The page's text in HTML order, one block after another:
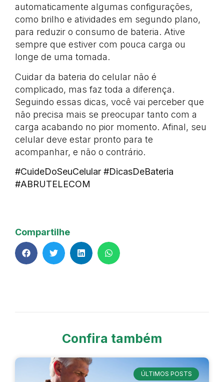
automaticamente algumas configurações,
como brilho e atividades em segundo plano,
para reduzir o consumo de bateria. Ative
sempre que estiver com pouca carga ou
longe de uma tomada.
Cuidar da bateria do celular não é
complicado, mas faz toda a diferença.
Seguindo essas dicas, você vai perceber que
não precisa mais se preocupar tanto com a
carga acabando no pior momento. Afinal, seu
celular deve estar pronto para te
acompanhar, e não o contrário.
#CuideDoSeuCelular #DicasDeBateria
#ABRUTELECOM
Compartilhe
Confira também
ÚLTIMOS POSTS